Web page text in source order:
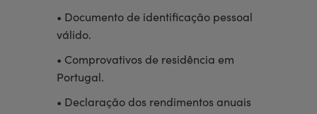
• Documento de identificação pessoal
válido.
• Comprovativos de residência em
Portugal.
• Declaração dos rendimentos anuais